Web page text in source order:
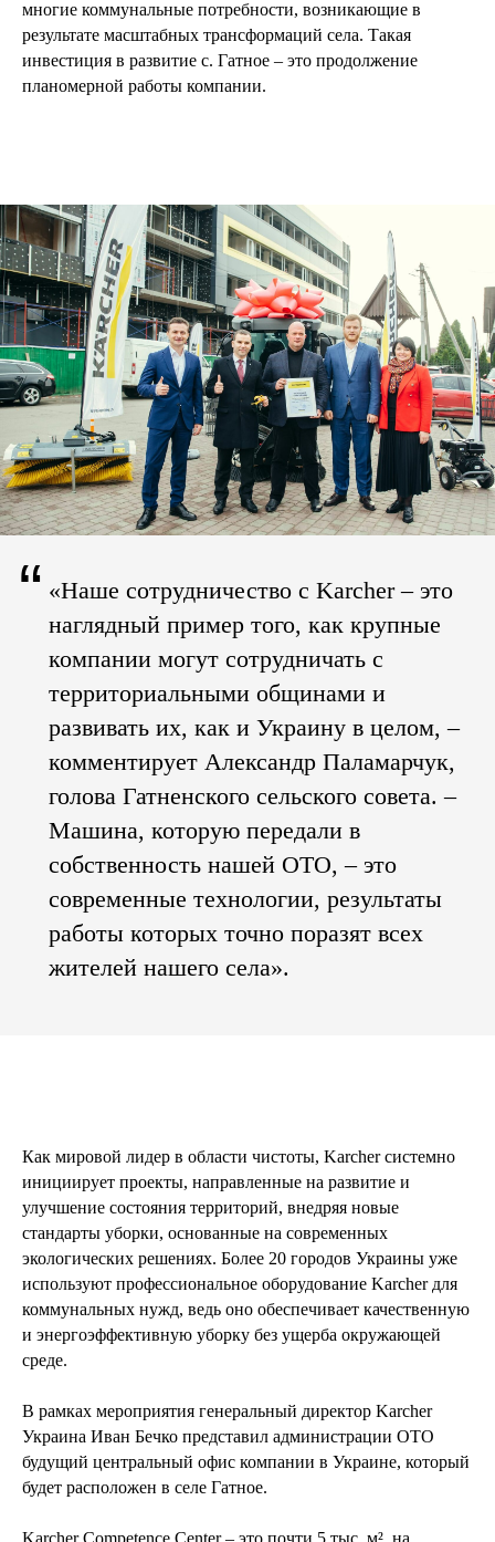
многие коммунальные потребности, возникающие в
результате масштабных трансформаций села. Такая
инвестиция в развитие с. Гатное – это продолжение
планомерной работы компании.
“ «Наше сотрудничество с Karcher – это
наглядный пример того, как крупные
компании могут сотрудничать с
территориальными общинами и
развивать их, как и Украину в целом, –
комментирует Александр Паламарчук,
голова Гатненского сельского совета. –
Машина, которую передали в
собственность нашей ОТО, – это
современные технологии, результаты
работы которых точно поразят всех
жителей нашего села».
Как мировой лидер в области чистоты, Karcher системно
инициирует проекты, направленные на развитие и
улучшение состояния территорий, внедряя новые
стандарты уборки, основанные на современных
экологических решениях. Более 20 городов Украины уже
используют профессиональное оборудование Karcher для
коммунальных нужд, ведь оно обеспечивает качественную
и энергоэффективную уборку без ущерба окружающей
среде.
В рамках мероприятия генеральный директор Karcher
Украина Иван Бечко представил администрации ОТО
будущий центральный офис компании в Украине, который
будет расположен в селе Гатное.
Karcher Competence Center – это почти 5 тыс. м², на